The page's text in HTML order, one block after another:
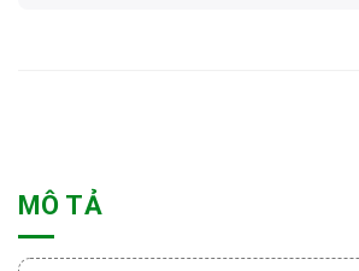
MÔ TẢ